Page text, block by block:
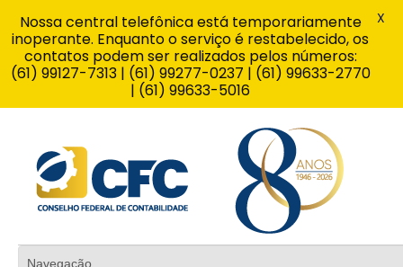
Nossa central telefônica está temporariamente
inoperante. Enquanto o serviço é restabelecido, os
contatos podem ser realizados pelos números:
(61) 99127-7313 | (61) 99277-0237 | (61) 99633-2770
| (61) 99633-5016
X